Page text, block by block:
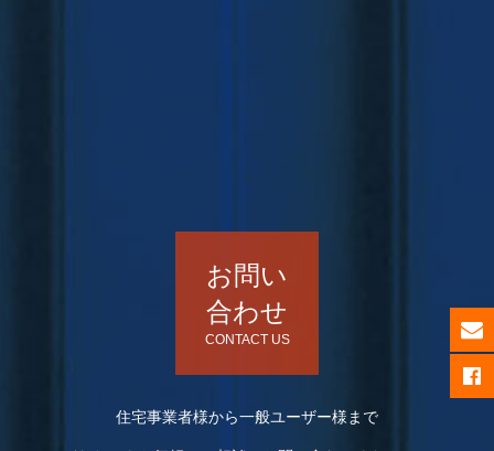
お問い
合わせ
CONTACT US
住宅事業者様から一般ユーザー様まで